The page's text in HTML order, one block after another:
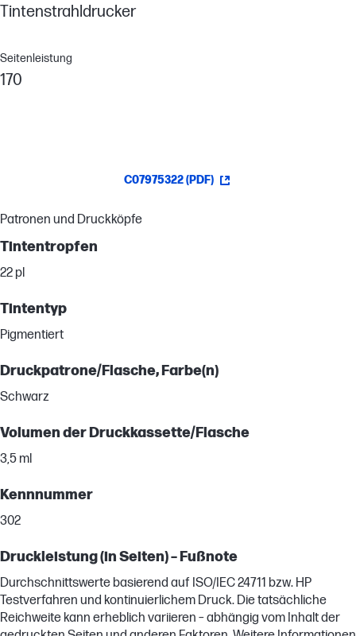
Tintenstrahldrucker
Seitenleistung
170
C07975322 (PDF)
Patronen und Druckköpfe
Tintentropfen
22 pl
Tintentyp
Pigmentiert
Druckpatrone/Flasche, Farbe(n)
Schwarz
Volumen der Druckkassette/Flasche
3,5 ml
Kennnummer
302
Druckleistung (in Seiten) – Fußnote
Durchschnittswerte basierend auf ISO/IEC 24711 bzw. HP
Testverfahren und kontinuierlichem Druck. Die tatsächliche
Reichweite kann erheblich variieren – abhängig vom Inhalt der